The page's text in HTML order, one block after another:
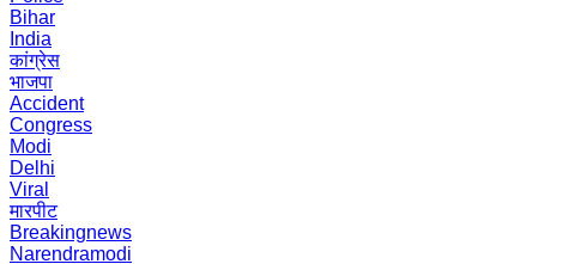
Bihar
India
कांग्रेस
भाजपा
Accident
Congress
Modi
Delhi
Viral
मारपीट
Breakingnews
Narendramodi